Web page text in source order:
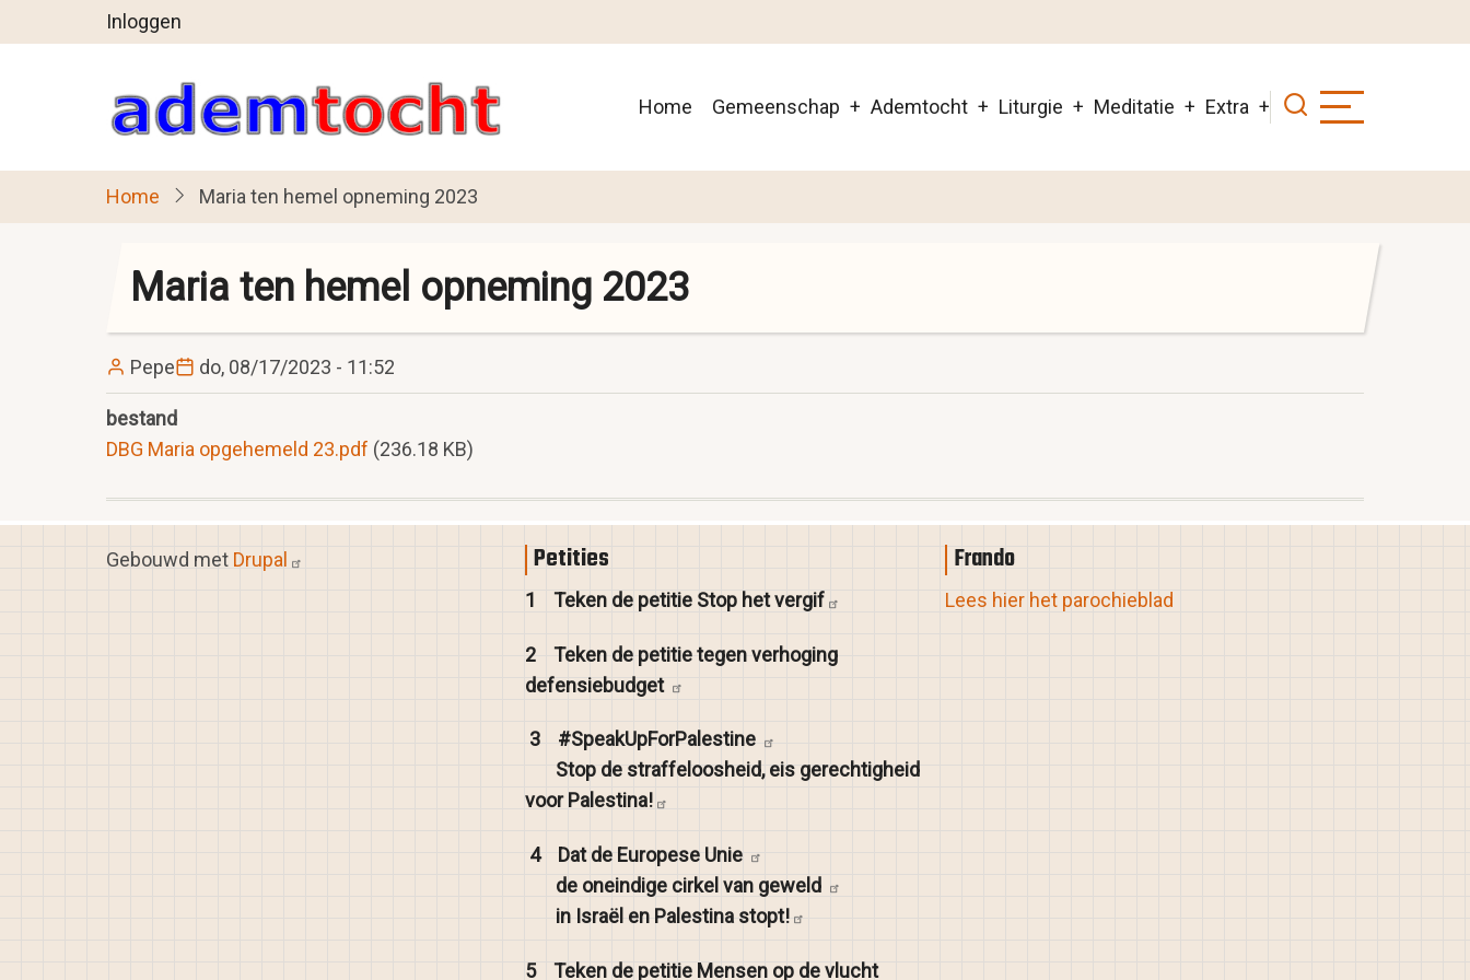
en
gaan
User
account
menu
Inloggen
Main
Home Gemeenschap Ademtocht Liturgie Meditatie Extra
Home Maria ten hemel opneming 2023
Maria ten hemel opneming 2023
Pepe do, 08/17/2023 - 11:52
bestand
DBG Maria opgehemeld 23.pdf (236.18 KB)
Gebouwd met Drupal Petities
1Teken de petitie Stop hetvergif
2Teken de petitie tegen verhoging
defensiebudget
3
#SpeakUpForPalestine
Stop de straffeloosheid, eis gerechtigheid
voorPalestina!
4 Dat de Europese Unie
de oneindige cirkel van geweld
in Israël en Palestina stopt!
5Teken de petitie Mensen op de vlucht
Frando
Lees hier het parochieblad